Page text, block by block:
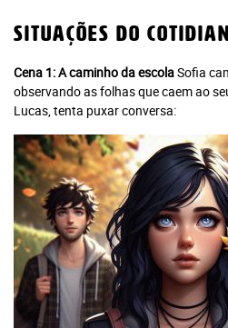
Situações do
Cena 1: A caminho da escolaSofia
observando as folhas que caem ao
Lucas, tenta puxar conversa: